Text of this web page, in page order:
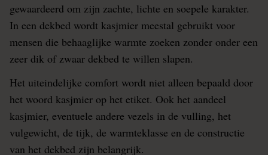
gewaardeerd om zijn zachte, lichte en soepele karakter.
In een dekbed wordt kasjmier meestal gebruikt voor
mensen die behaaglijke warmte zoeken zonder onder een
zeer dik of zwaar dekbed te willen slapen.
Het uiteindelijke comfort wordt niet alleen bepaald door
het woord kasjmier op het etiket. Ook het aandeel
kasjmier, eventuele andere vezels in de vulling, het
vulgewicht, de tijk, de warmteklasse en de constructie
van het dekbed zijn belangrijk.